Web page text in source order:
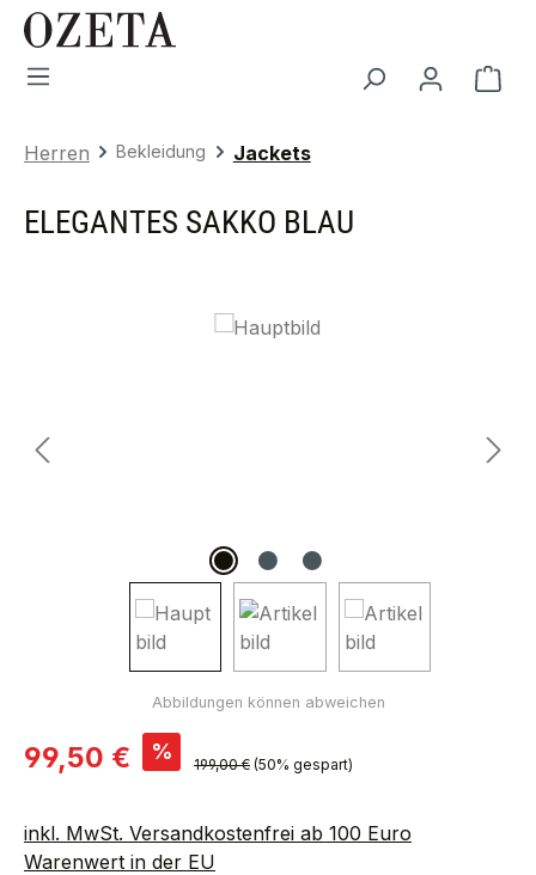
Zum Hauptinhalt springen
Herren Bekleidung Jackets
ELEGANTES SAKKO BLAU
Bildergalerie überspringen
Verkaufspreis:
99,50 € % Regulärer Preis:
199,00 € (50% gespart)
inkl. MwSt. Versandkostenfrei ab 100 Euro
Warenwert in der EU